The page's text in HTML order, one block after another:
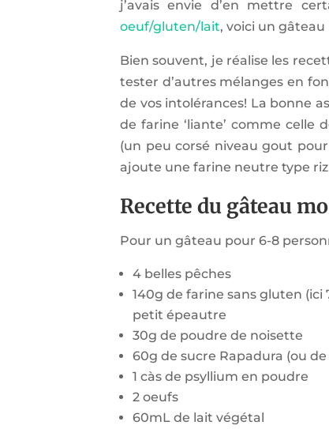
j’avais envie d’en mettre
oeuf/gluten/lait, voici un
Bien souvent, je réalise les
tester d’autres mélanges en
de vos intolérances! La bonne
de farine ‘liante’ comme celle
(un peu corsé niveau gout
ajoute une farine neutre type
Recette du gâteau
Pour un gâteau pour 6-8
4 belles pêches
140g de farine sans gluten
petit épeautre
30g de poudre de noisette
60g de sucre Rapadura (ou
1 càs de psyllium en poudre
2 oeufs
60mL de lait végétal